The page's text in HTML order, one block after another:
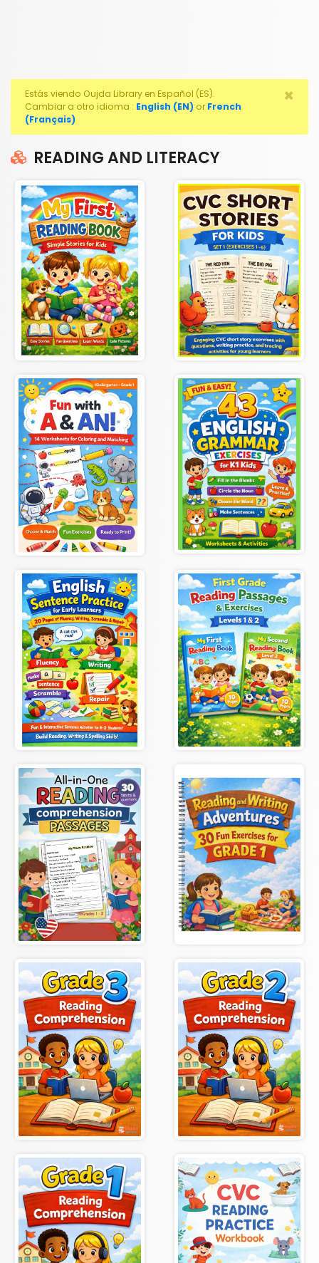
Estás viendo Oujda Library en Español (ES).
Cambiar a otro idioma : English (EN) or French
(Français)
×
READING AND LITERACY